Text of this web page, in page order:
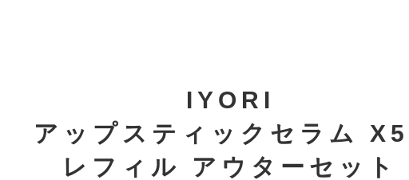
IYORI
アップスティックセラム
レフィル アウターセット